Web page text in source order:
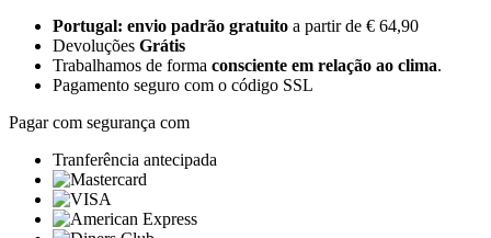
Portugal: envio padrão gratuito a partir de € 64,90
Devoluções Grátis
Trabalhamos de forma consciente em relação ao clima.
Pagamento seguro com o código SSL
Pagar com segurança com
Tranferência antecipada